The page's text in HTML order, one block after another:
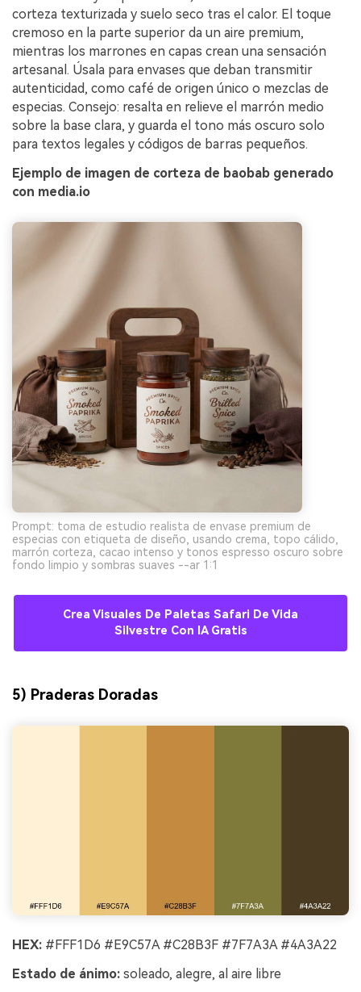
corteza texturizada y suelo seco tras el calor. El toque
cremoso en la parte superior da un aire premium,
mientras los marrones en capas crean una sensación
artesanal. Úsala para envases que deban transmitir
autenticidad, como café de origen único o mezclas de
especias. Consejo: resalta en relieve el marrón medio
sobre la base clara, y guarda el tono más oscuro solo
para textos legales y códigos de barras pequeños.
Ejemplo de imagen de corteza de baobab generado
con media.io
Prompt: toma de estudio realista de envase premium de
especias con etiqueta de diseño, usando crema, topo cálido,
marrón corteza, cacao intenso y tonos espresso oscuro sobre
fondo limpio y sombras suaves --ar 1:1
Crea Visuales De Paletas Safari De Vida
Silvestre Con IA Gratis
5) Praderas Doradas
HEX: #FFF1D6 #E9C57A #C28B3F #7F7A3A #4A3A22
Estado de ánimo: soleado, alegre, al aire libre